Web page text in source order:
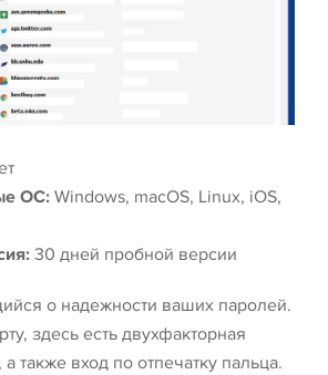
ОС:Windows, macOS, Linux, iOS,
30 дней пробной версии
о надежности ваших паролей.
здесь есть двухфакторная
также вход по отпечатку пальца.